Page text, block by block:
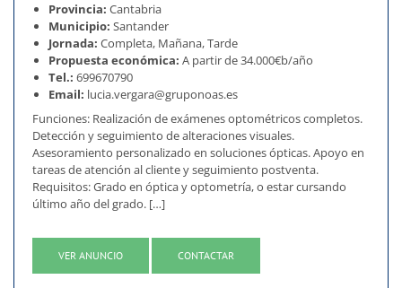
Provincia: Cantabria
Municipio: Santander
Jornada: Completa, Mañana, Tarde
Propuesta económica: A partir de 34.000€b/año
Tel.: 699670790
Email: lucia.vergara@gruponoas.es
Funciones: Realización de exámenes optométricos completos.
Detección y seguimiento de alteraciones visuales.
Asesoramiento personalizado en soluciones ópticas. Apoyo en
tareas de atención al cliente y seguimiento postventa.
Requisitos: Grado en óptica y optometría, o estar cursando
último año del grado. […]
VER ANUNCIO CONTACTAR